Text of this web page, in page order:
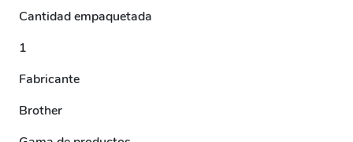
Cantidad empaquetada
1
Fabricante
Brother